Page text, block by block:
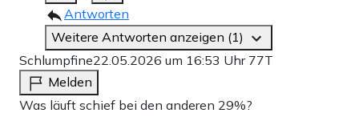
Antworten
Weitere Antworten anzeigen (1)
Schlumpfine22.05.2026 um 16:53 Uhr 77T
Melden
Was läuft schief bei den anderen 29%?